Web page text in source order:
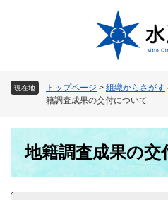
現在地 トップページ > 組織からさがす
籍調査成果の交付について
地籍調査成果の交